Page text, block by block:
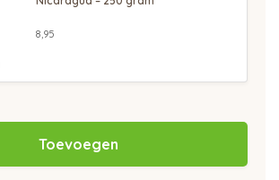
8,95
Toevoegen